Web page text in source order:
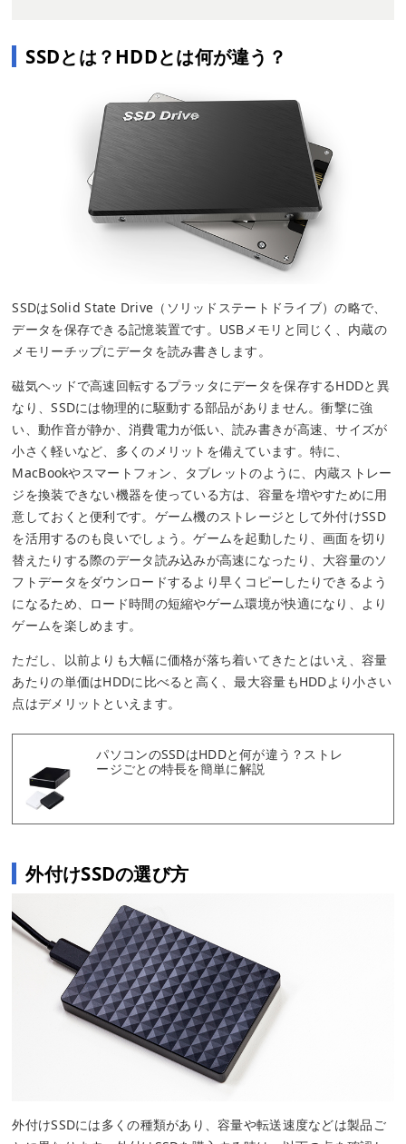
SSDとは？HDDとは何が違う？
SSDはSolid State Drive（ソリッドステートドライブ）の略で、
データを保存できる記憶装置です。USBメモリと同じく、内蔵の
メモリーチップにデータを読み書きします。
磁気ヘッドで高速回転するプラッタにデータを保存するHDDと異
なり、SSDには物理的に駆動する部品がありません。衝撃に強
い、動作音が静か、消費電力が低い、読み書きが高速、サイズが
小さく軽いなど、多くのメリットを備えています。特に、
MacBookやスマートフォン、タブレットのように、内蔵ストレー
ジを換装できない機器を使っている方は、容量を増やすために用
意しておくと便利です。ゲーム機のストレージとして外付けSSD
を活用するのも良いでしょう。ゲームを起動したり、画面を切り
替えたりする際のデータ読み込みが高速になったり、大容量のソ
フトデータをダウンロードするより早くコピーしたりできるよう
になるため、ロード時間の短縮やゲーム環境が快適になり、より
ゲームを楽しめます。
ただし、以前よりも大幅に価格が落ち着いてきたとはいえ、容量
あたりの単価はHDDに比べると高く、最大容量もHDDより小さい
点はデメリットといえます。
パソコンのSSDはHDDと何が違う？ストレ
ージごとの特長を簡単に解説
外付けSSDの選び方
外付けSSDには多くの種類があり、容量や転送速度などは製品ご